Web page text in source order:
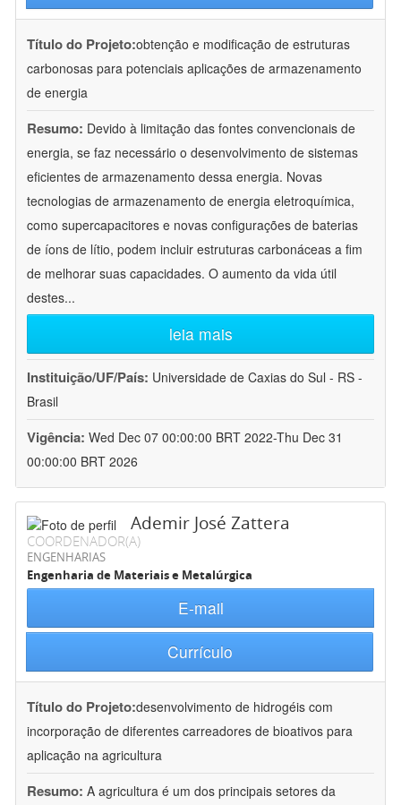
Título do Projeto:obtenção e modificação de estruturas
carbonosas para potenciais aplicações de armazenamento
de energia
Resumo: Devido à limitação das fontes convencionais de
energia, se faz necessário o desenvolvimento de sistemas
eficientes de armazenamento dessa energia. Novas
tecnologias de armazenamento de energia eletroquímica,
como supercapacitores e novas configurações de baterias
de íons de lítio, podem incluir estruturas carbonáceas a fim
de melhorar suas capacidades. O aumento da vida útil
destes...
leia mais
Instituição/UF/País: Universidade de Caxias do Sul - RS -
Brasil
Vigência: Wed Dec 07 00:00:00 BRT 2022-Thu Dec 31
00:00:00 BRT 2026
Ademir José Zattera
COORDENADOR(A)
ENGENHARIAS
Engenharia de Materiais e Metalúrgica
E-mail
Currículo
Título do Projeto:desenvolvimento de hidrogéis com
incorporação de diferentes carreadores de bioativos para
aplicação na agricultura
Resumo: A agricultura é um dos principais setores da